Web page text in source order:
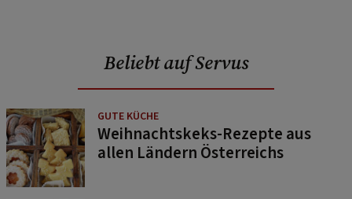
Beliebt auf Servus
GUTE KÜCHE
Weihnachtskeks-Rezepte aus
allen Ländern Österreichs